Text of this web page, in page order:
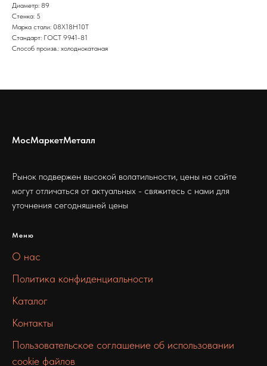
Диаметр: 89
Стенка: 5
Марка стали: 08Х18Н10Т
Стандарт: ГОСТ 9941-81
Способ произв.: холоднокатаная
МосМаркетМеталл
Рынок подвержен высокой волатильности, цены на сайте
могут отличаться от актуальных - свяжитесь с нами для
уточнения сегодняшней цены
Меню
О нас
Политика конфиденциальности
Каталог
Контакты
Пользовательское соглашение об использовании
cookie файлов